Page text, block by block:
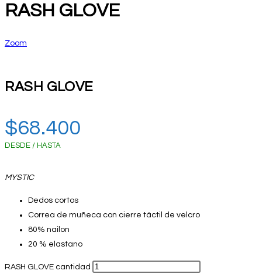
RASH GLOVE
Zoom
RASH GLOVE
$68.400
DESDE / HASTA
MYSTIC
Dedos cortos
Correa de muñeca con cierre táctil de velcro
80% nailon
20 % elastano
RASH GLOVE cantidad